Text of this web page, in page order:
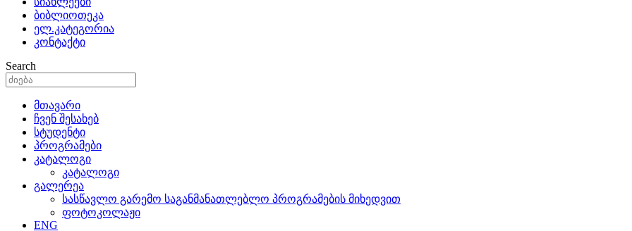
ბიბლიოთეკა
ელ.კატეგორია
კონტაქტი
Search
მთავარი
ჩვენ შესახებ
სტუდენტი
პროგრამები
კატალოგი
კატალოგი
გალერეა
სასწავლო გარემო საგანმანათლებლო პროგრამების მიხედვით
ფოტოკოლაჟი
ENG